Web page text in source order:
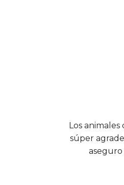
Los
súper